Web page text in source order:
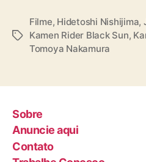
T
Filme, Hidetoshi Nishijima,
Kamen Rider Black Sun,
Tomoya Nakamura
Sobre
Anuncie aqui
Contato